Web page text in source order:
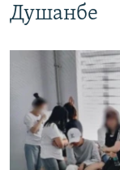
Душанбе